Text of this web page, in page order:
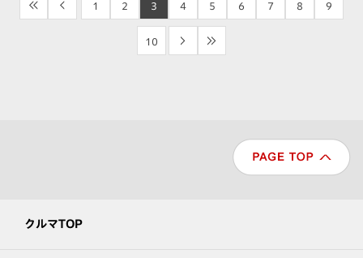
<< < 1 2 3 4 5 6 7 8 9
10 > >>
クルマTOP